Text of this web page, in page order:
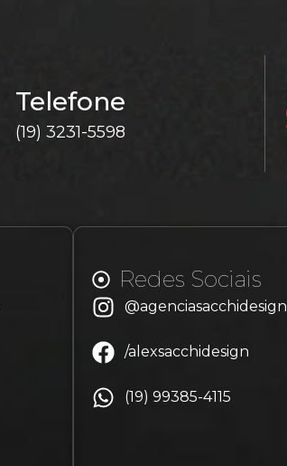
Telefone
(19) 3231-5598
Redes Sociais
@agenciasacchidesign
/alexsacchidesign
(19) 99385-4115